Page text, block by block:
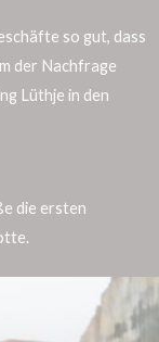
so gut, dass
der Nachfrage
Lüthje in den
die ersten